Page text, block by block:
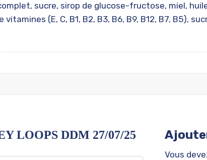
sucre, sirop de glucose-fructose, miel,
(E, C, B1, B2, B3, B6, B9, B12, B7, B5),
LOOPS DDM 27/07/25
Vous